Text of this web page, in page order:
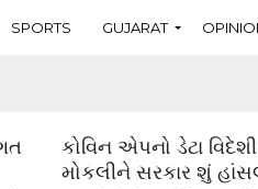
SPORTS GUJARAT
કોવિન એપનો ડેટા
મોકલીને સરકાર શું